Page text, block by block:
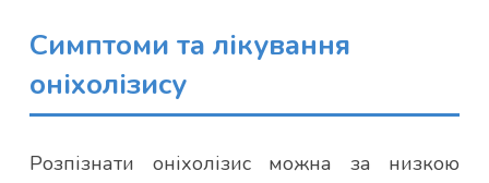
Симптоми та лікування
оніхолізису
Розпізнати оніхолізис можна за низкою